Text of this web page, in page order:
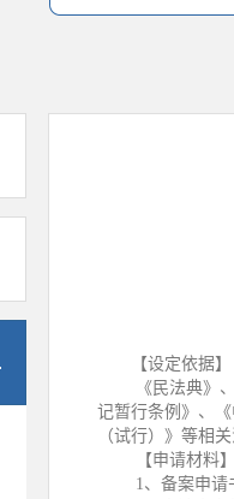
【设定依据】
《民法典》
记暂行条例》、
（试行）》等相
【申请材料
1、备案申请